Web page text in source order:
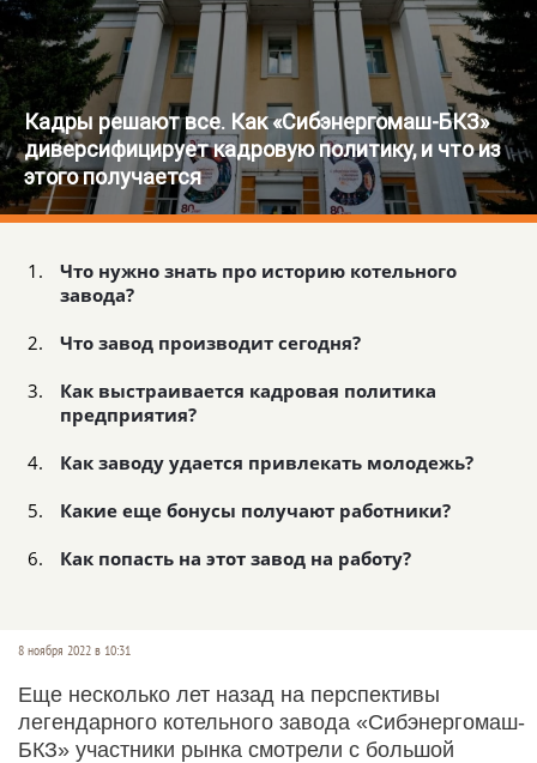
Кадры решают все. Как «Сибэнергомаш-БКЗ»
диверсифицирует кадровую политику, и что из
этого получается
Что нужно знать про историю котельного
завода?
Что завод производит сегодня?
Как выстраивается кадровая политика
предприятия?
Как заводу удается привлекать молодежь?
Какие еще бонусы получают работники?
Как попасть на этот завод на работу?
8 ноября 2022 в 10:31
Еще несколько лет назад на перспективы
легендарного котельного завода «Сибэнергомаш-
БКЗ» участники рынка смотрели с большой